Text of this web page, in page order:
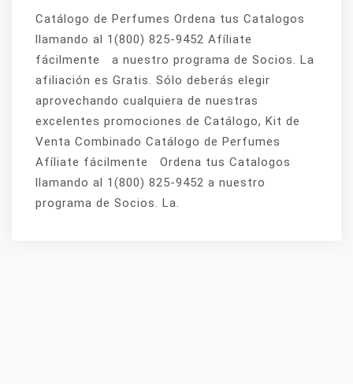
Catálogo de Perfumes Ordena tus Catalogos
llamando al 1(800) 825-9452 Afíliate
fácilmente a nuestro programa de Socios. La
afiliación es Gratis. Sólo deberás elegir
aprovechando cualquiera de nuestras
excelentes promociones de Catálogo, Kit de
Venta Combinado Catálogo de Perfumes
Afíliate fácilmente Ordena tus Catalogos
llamando al 1(800) 825-9452 a nuestro
programa de Socios. La.